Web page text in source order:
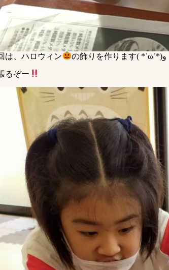
は、ハロウィン の飾りを作ります( *˙ω˙*)و
るぞー